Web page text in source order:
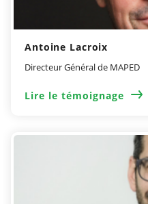
Antoine Lacroix
Directeur Général de MAPED
Lire le témoignage